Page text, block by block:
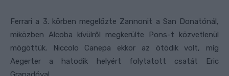
Ferrari a 3. körben megelőzte Zannonit a San Donatónál,
miközben Alcoba kívülről megkerülte Pons-t közvetlenül
mögöttük. Niccolo Canepa ekkor az ötödik volt, míg
Aegerter a hatodik helyért folytatott csatát Eric